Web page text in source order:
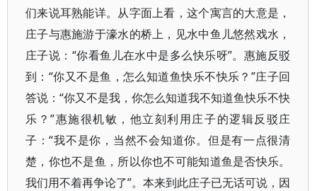
们来说耳熟能详。从字面上看，这个寓言的大意是，
庄子与惠施游于濠水的桥上，见水中鱼儿悠然戏水，
庄子说：“你看鱼儿在水中是多么快乐呀”。惠施反驳
到：“你又不是鱼，怎么知道鱼快乐不快乐？”庄子回
答说：“你又不是我，你怎么知道我不知道鱼快乐不快
乐？”惠施很机敏，他立刻利用庄子的逻辑反驳庄
子：“我不是你，当然不会知道你。但是有一点很清
楚，你也不是鱼，所以你也不可能知道鱼是否快乐。
我们用不着再争论了”。本来到此庄子已无话可说，因